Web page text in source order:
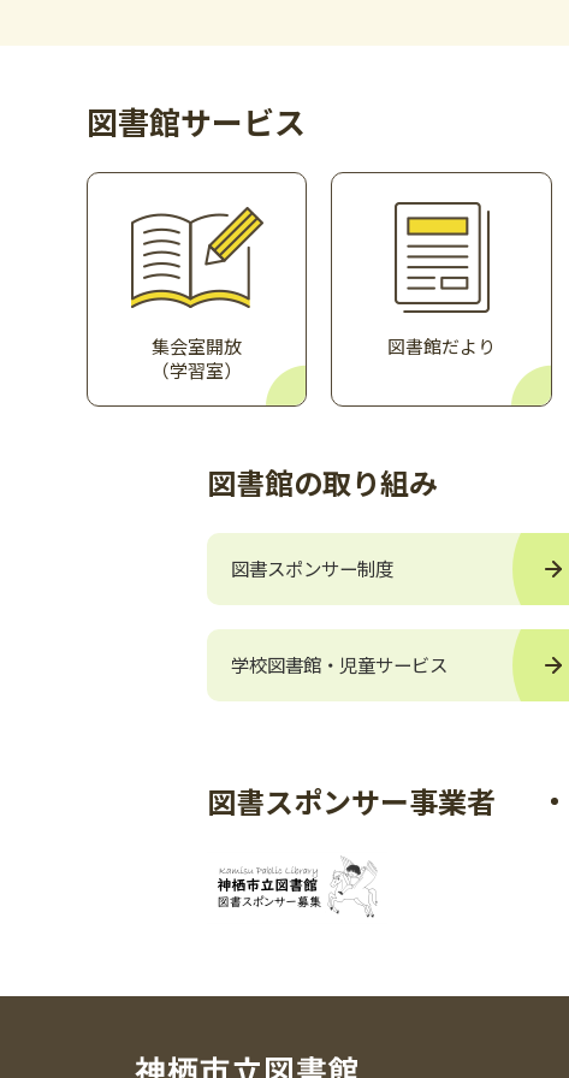
図書館サービス
集会室開放
（学習室）
図書館だより
図書館の取り組み
図書スポンサー制度
学校図書館・児童サービス
図書スポンサー事業者